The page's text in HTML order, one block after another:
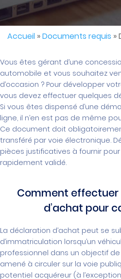
Accueil »Documents requis »
Vous êtes gérant d’une
automobile et vous souhaitez
d’occasion ? Pour développer
vous devez effectuer quelques
Si vous êtes dispensé d’une
ligne, il n’en est pas de même
Ce document doit
transféré par voie électronique.
pièces justificatives à fournir
rapidement validé.
Comment
d’achat pour
La déclaration d’achat peut se
d’immatriculation lorsqu’un
professionnel dans un objectif
amené à circuler sur la voie
potentiel acquéreur (à